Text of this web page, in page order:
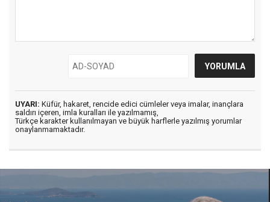
UYARI: Küfür, hakaret, rencide edici cümleler veya imalar, inançlara
saldırı içeren, imla kuralları ile yazılmamış,
Türkçe karakter kullanılmayan ve büyük harflerle yazılmış yorumlar
onaylanmamaktadır.